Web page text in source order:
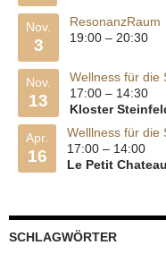
Nov.
3
ResonanzRaum
19:00 – 20:30
Nov.
13
Wellness für die
17:00 – 14:30
Kloster
Apr.
16
Welllness für die
17:00 – 14:00
Le Petit
SCHLAGWÖRTER